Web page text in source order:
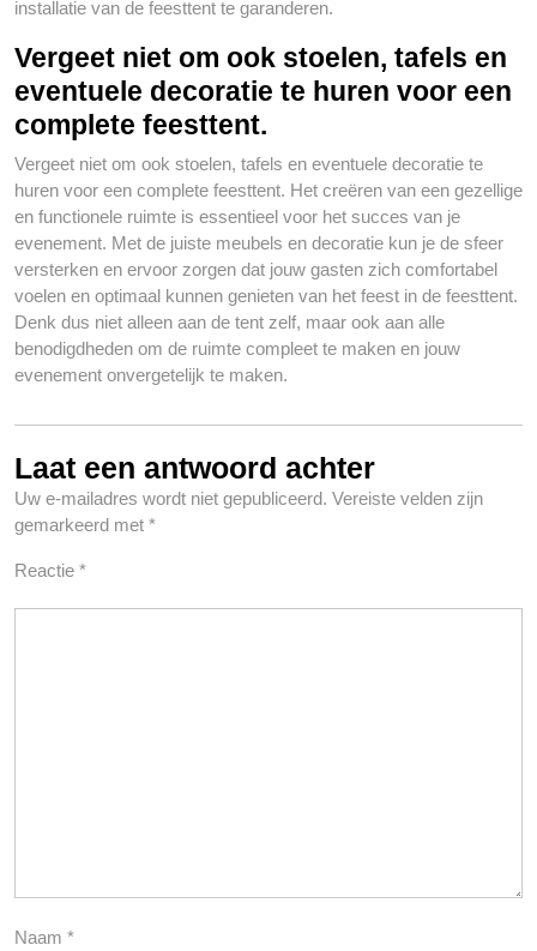
installatie van de feesttent te garanderen.
Vergeet niet om ook stoelen, tafels en
eventuele decoratie te huren voor een
complete feesttent.
Vergeet niet om ook stoelen, tafels en eventuele decoratie te
huren voor een complete feesttent. Het creëren van een gezellige
en functionele ruimte is essentieel voor het succes van je
evenement. Met de juiste meubels en decoratie kun je de sfeer
versterken en ervoor zorgen dat jouw gasten zich comfortabel
voelen en optimaal kunnen genieten van het feest in de feesttent.
Denk dus niet alleen aan de tent zelf, maar ook aan alle
benodigdheden om de ruimte compleet te maken en jouw
evenement onvergetelijk te maken.
Laat een antwoord achter
Uw e-mailadres wordt niet gepubliceerd. Vereiste velden zijn
gemarkeerd met *
Reactie *
Naam *